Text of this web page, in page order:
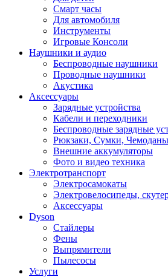
Смарт часы
Для автомобиля
Инструменты
Игровые Консоли
Наушники и аудио
Беспроводные наушники
Проводные наушники
Акустика
Аксессуары
Зарядные устройства
Кабели и переходники
Беспроводные зарядные
Рюкзаки, Сумки, Чемоданы
Внешние аккумуляторы
Фото и видео техника
Электротранспорт
Электросамокаты
Электровелосипеды,
Аксессуары
Dyson
Стайлеры
Фены
Выпрямители
Пылесосы
Услуги